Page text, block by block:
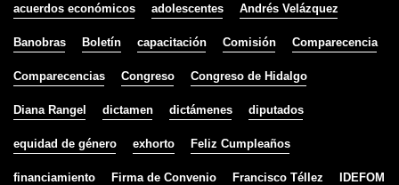
acuerdos económicos adolescentes Andrés Velázquez
Banobras Boletín capacitación Comisión Comparecencia
Comparecencias Congreso Congreso de Hidalgo
Diana Rangel dictamen dictámenes diputados
equidad de género exhorto Feliz Cumpleaños
financiamiento Firma de Convenio Francisco Téllez IDEFOM